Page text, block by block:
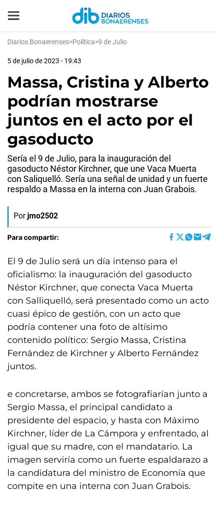
Diarios Bonaerenses>Política>9 de Julio
5 de julio de 2023 - 19:43
Massa, Cristina y Alberto
podrían mostrarse
juntos en el acto por el
gasoducto
Sería el 9 de Julio, para la inauguración del
gasoducto Néstor Kirchner, que une Vaca Muerta
con Saliquelló. Sería una señal de unidad y un fuerte
respaldo a Massa en la interna con Juan Grabois.
Por jmo2502
Para compartir:
El 9 de Julio será un día intenso para el
oficialismo: la inauguración del gasoducto
Néstor Kirchner, que conecta Vaca Muerta
con Salliquelló, será presentado como un acto
cuasi épico de gestión, con un acto que
podría contener una foto de altísimo
contenido político: Sergio Massa, Cristina
Fernández de Kirchner y Alberto Fernández
juntos.
e concretarse, ambos se fotografiarían junto a
Sergio Massa, el principal candidato a
presidente del espacio, y hasta con Máximo
Kirchner, líder de La Cámpora y enfrentado, al
igual que su madre, con el mandatario. La
imagen serviría como un fuerte espaldarazo a
la candidatura del ministro de Economía que
compite en una interna con Juan Grabois.